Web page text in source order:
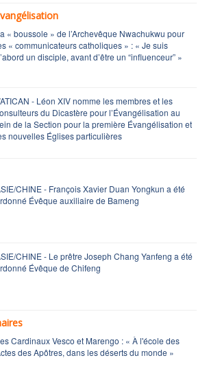
« boussole » de l’Archevêque Nwachukwu pour
« communicateurs catholiques » : « Je suis
un disciple, avant d’être un “influenceur” »
- Léon XIV nomme les membres et les
du Dicastère pour l’Évangélisation au
de la Section pour la première Évangélisation et
nouvelles Églises particulières
CHINE - François Xavier Duan Yongkun a été
Évêque auxiliaire de Bameng
CHINE - Le prêtre Joseph Chang Yanfeng a été
Évêque de Chifeng
Cardinaux Vesco et Marengo : « À l'école des
des Apôtres, dans les déserts du monde »